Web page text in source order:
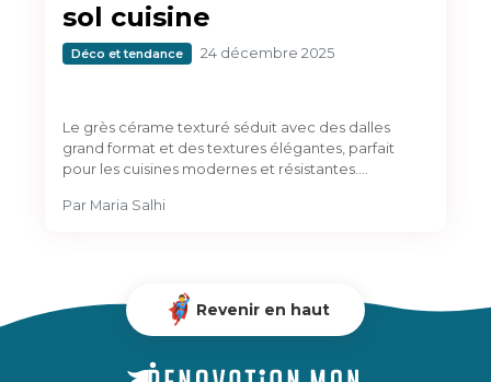
sol cuisine
Déco et tendance 24 décembre 2025
Le grès cérame texturé séduit avec des dalles
grand format et des textures élégantes, parfait
pour les cuisines modernes et résistantes.…
Par Maria Salhi
Revenir en haut